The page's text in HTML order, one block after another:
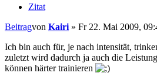
Zitat
Beitragvon Kairi » Fr 22. Mai 2009,
Ich bin auch für, je nach intensität,
zuletzt wird dadurch ja auch die
können härter trainieren